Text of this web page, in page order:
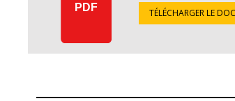
PDF TÉLÉCHARGER LE